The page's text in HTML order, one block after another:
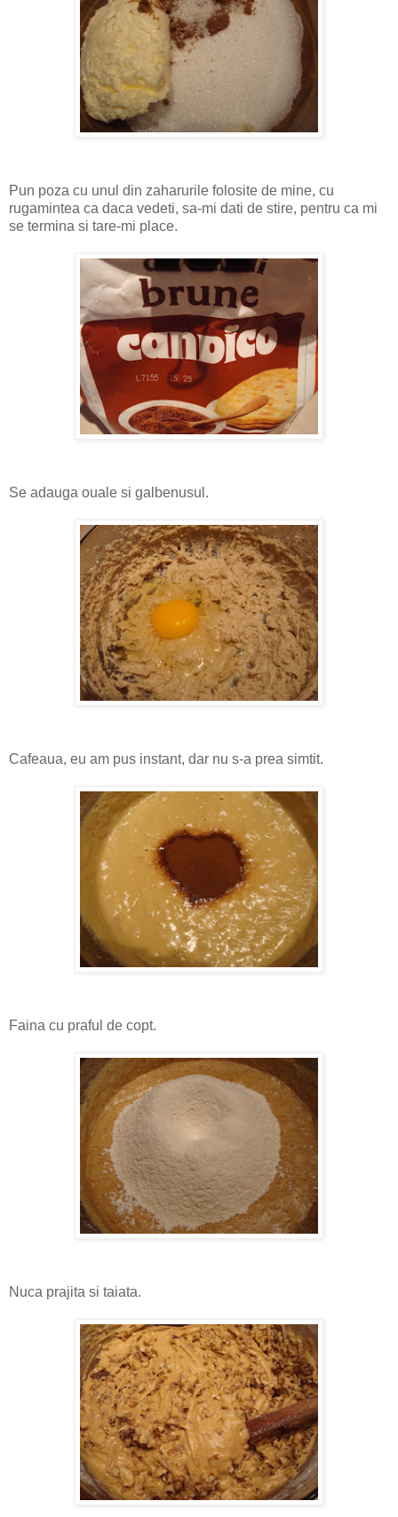
Pun poza cu unul din zaharurile folosite de mine, cu
rugamintea ca daca vedeti, sa-mi dati de stire, pentru ca mi
se termina si tare-mi place.
Se adauga ouale si galbenusul.
Cafeaua, eu am pus instant, dar nu s-a prea simtit.
Faina cu praful de copt.
Nuca prajita si taiata.